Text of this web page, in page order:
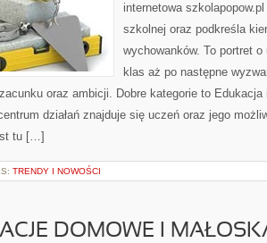
internetowa
szkolnej oraz podkreśla
wychowanków. To portret
klas aż po następne
oraz ambicji. Dobre kategorie to
działań znajduje się uczeń oraz jego
tu […]
TRENDY I NOWOŚCI
DOMOWE I